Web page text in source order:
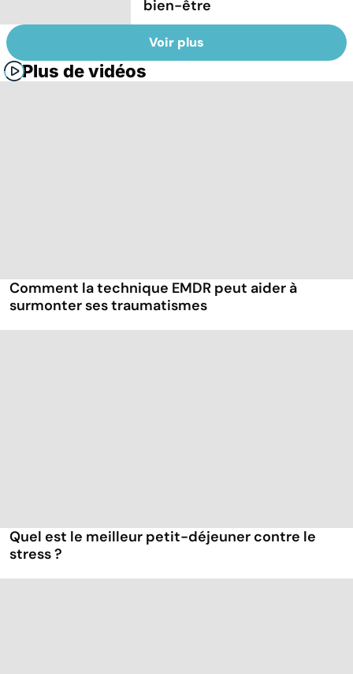
bien-être
Voir plus
Plus de vidéos
Comment la technique EMDR peut aider à
surmonter ses traumatismes
Quel est le meilleur petit-déjeuner contre le
stress ?